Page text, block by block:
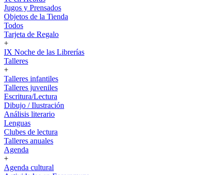
Jugos y Prensados
Objetos de la Tienda
Todos
Tarjeta de Regalo
+
IX Noche de las Librerías
Talleres
+
Talleres infantiles
Talleres juveniles
Escritura/Lectura
Dibujo / Ilustración
Análisis literario
Lenguas
Clubes de lectura
Talleres anuales
Agenda
+
Agenda cultural